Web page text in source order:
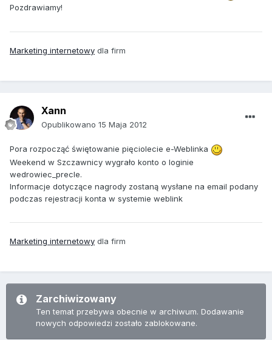
Pozdrawiamy!
Marketing internetowy dla firm
Xann
Opublikowano 15 Maja 2012
Pora rozpocząć świętowanie pięciolecie e-Weblinka
Weekend w Szczawnicy wygrało konto o loginie
wedrowiec_precle.
Informacje dotyczące nagrody zostaną wysłane na email podany
podczas rejestracji konta w systemie weblink
Marketing internetowy dla firm
Zarchiwizowany
Ten temat przebywa obecnie w archiwum. Dodawanie
nowych odpowiedzi zostało zablokowane.